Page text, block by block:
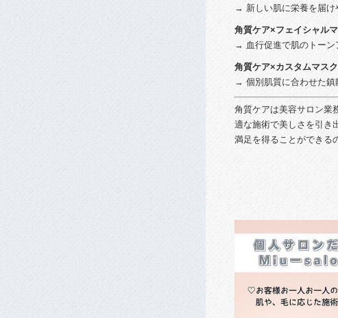
→ 新しい肌に栄養を 届け
角質ケア×フェイシャル
→ 血行促進で肌の トーン
角質ケア×カスタムマスク
→ 個別肌質に合わせた鎮
角質ケアは美容サロン業
適な施術で美し さ を引き
満足 を得ること ができる